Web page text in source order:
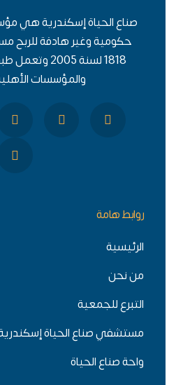
صناع الحياة إسكندرية هي
حكومية وغير هادفة للربح
1818 لسنة
والمؤسسات
روابط هامة
الرئيسية
من نحن
التبرع للجمعية
مستشفي صناع الحياة
واحة صناع الحياة